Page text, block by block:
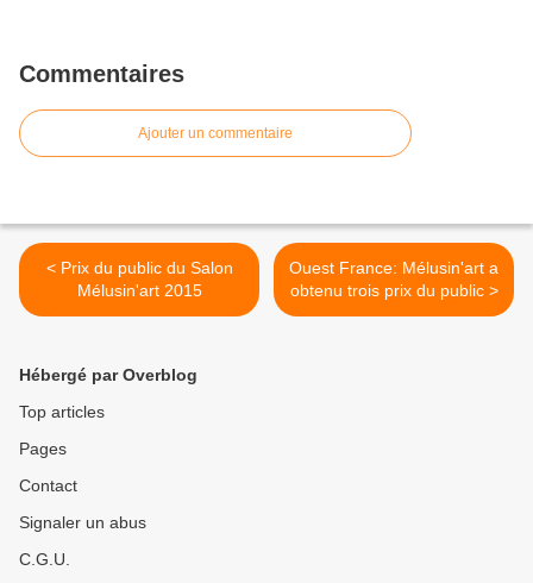
Commentaires
Ajouter un commentaire
< Prix du public du Salon
Mélusin'art 2015
Ouest France: Mélusin'art a
obtenu trois prix du public >
Hébergé par Overblog
Top articles
Pages
Contact
Signaler un abus
C.G.U.